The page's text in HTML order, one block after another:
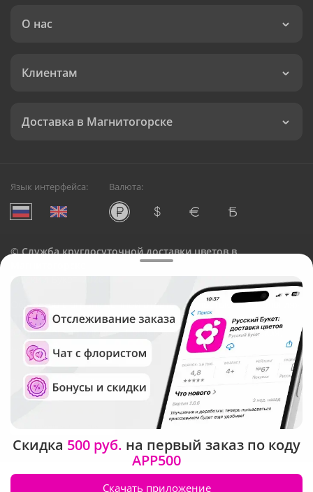
О нас
Клиентам
Доставка в Магнитогорске
Язык интерфейса: Валюта:
©Служба круглосуточной доставки цветов в
Русский Букет, 2026
Общество с ограниченной ответственностью «Технология»
ОГРН: 1195476081745, ИНН: 5410081997
Юридический адрес: г. Новосибирск, ул. Ипподромская,
д.42, оф. 3
Рейтинг Русского букета
Скидка 500 руб. на первый заказ по коду
APP500
Скачать приложение